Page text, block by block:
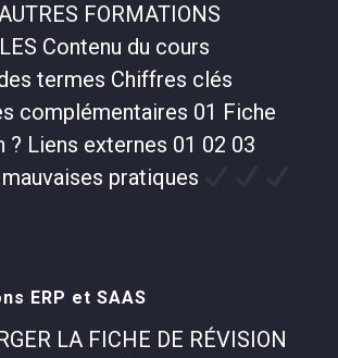
FORMATIONS
Contenu du cours
termes Chiffres clés
complémentaires 01 Fiche
? Liens externes 01 02 03
pratiques
ERP et SAAS
LA FICHE DE RÉVISION